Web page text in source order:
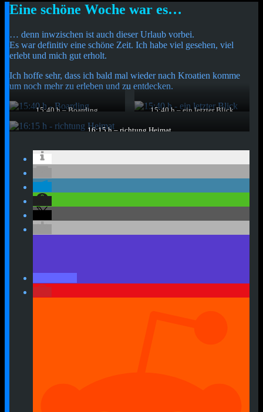
Cetheus Blog
Kurzmitteilung
Eine schöne Woche war es…
… denn inwzischen ist auch dieser Urlaub vorbei.
Es war definitiv eine schöne Zeit. Ich habe viel gesehen, viel
erlebt und mich gut erholt.
Ich hoffe sehr, dass ich bald mal wieder nach Kroatien komme
um noch mehr zu erleben und zu entdecken.
15:40 h – Boarding
stand schon bereit.
15:40 h – ein letzter Blick
16:15 h – richtung Heimat